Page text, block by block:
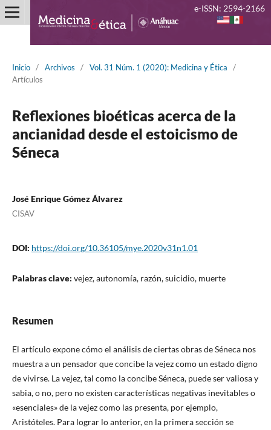
Inicio / Archivos / Vol. 31 Núm. 1 (2020): Medicina y Ética
/
Artículos
Reflexiones bioéticas acerca de la
ancianidad desde el estoicismo de
Séneca
José Enrique Gómez Álvarez
CISAV
DOI: https://doi.org/10.36105/mye.2020v31n1.01
Palabras clave: vejez, autonomía, razón, suicidio, muerte
Resumen
El artículo expone cómo el análisis de ciertas obras de Séneca nos
muestra a un pensador que concibe la vejez como un estado digno
de vivirse. La vejez, tal como la concibe Séneca, puede ser valiosa y
sabia, o no, pero no existen características negativas inevitables o
«esenciales» de la vejez como las presenta, por ejemplo,
Aristóteles. Para lograr lo anterior, en la primera sección se
e-ISSN: 2594-2166